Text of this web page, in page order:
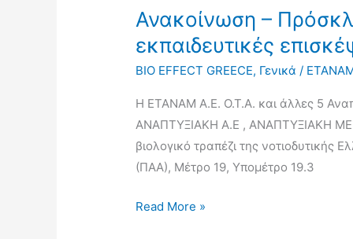
Ανακοίνωση –
εκπαιδευτικές
BIO EFFECT GREECE, Γενικά /
Η ΕΤΑΝΑΜ Α.Ε. O.T.A. και άλλες 5
ΑΝΑΠΤΥΞΙΑΚΗ Α.Ε , ΑΝΑΠΤΥΞΙΑΚΗ
βιολογικό τραπέζι της νοτιοδυτικής
(ΠΑΑ), Μέτρο 19, Υπομέτρο 19.3
εκπαιδευτικές
επισκέψεις
σχολείων
Read More »